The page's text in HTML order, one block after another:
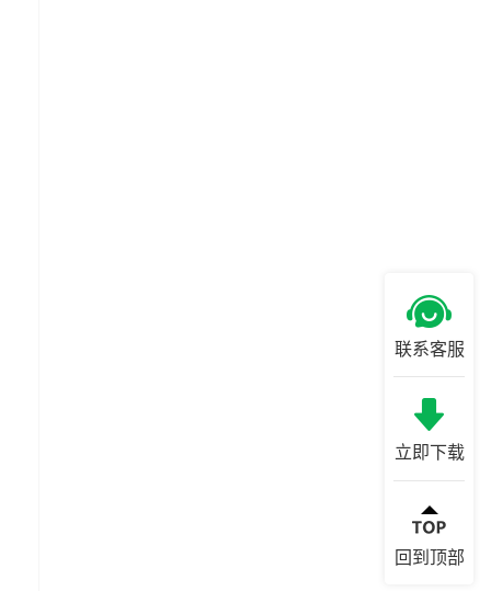
联系客服
立即下载
回到顶部